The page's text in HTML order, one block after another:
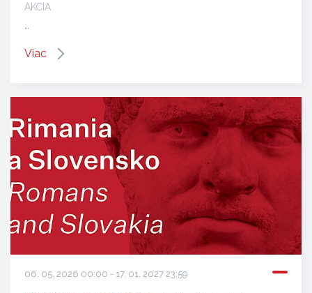
AKCIA
…
Viac
06. 05. 2026 00:00 - 17. 01. 2027 23:59